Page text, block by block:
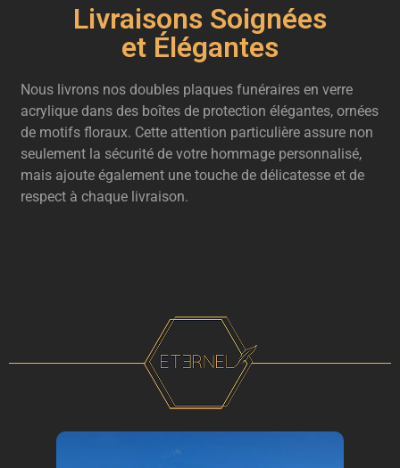
Livraisons Soignées
et Élégantes
Nous livrons nos doubles plaques funéraires en verre
acrylique dans des boîtes de protection élégantes, ornées
de motifs floraux. Cette attention particulière assure non
seulement la sécurité de votre hommage personnalisé,
mais ajoute également une touche de délicatesse et de
respect à chaque livraison.